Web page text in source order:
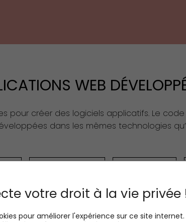
WEB
pour créer des logiciels applicatifs. Le
dans les mêmes technologies
SITES E-COMMERCE LANDING PAGES
votre droit à la vie privée
pour améliorer l'expérience sur ce site internet.